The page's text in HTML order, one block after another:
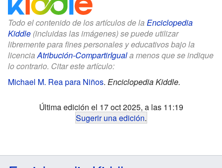
Todo el contenido de los artículos de la Enciclopedia
Kiddle (incluidas las imágenes) se puede utilizar
libremente para fines personales y educativos bajo la
licenciaAtribución-CompartirIguala menos que se indique
lo contrario. Citar este artículo:
Michael M. Rea para Niños. Enciclopedia Kiddle.
Última edición el 17 oct 2025, a las 11:19
Sugerir una edición.